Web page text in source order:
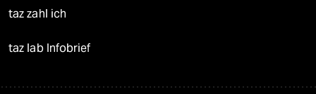
taz zahl ich
taz lab Infobrief